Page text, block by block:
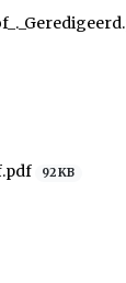
92 KB